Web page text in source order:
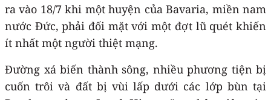
ra vào 18/7 khi một huyện của Bavaria, miền nam
nước Đức, phải đối mặt với một đợt lũ quét khiến
ít nhất một người thiệt mạng.
Đường xá biến thành sông, nhiều phương tiện bị
cuốn trôi và đất bị vùi lấp dưới các lớp bùn tại